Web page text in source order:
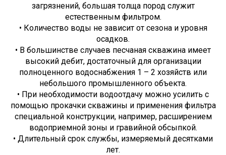
загрязнений, большая толща пород служит
естественным фильтром.
• Количество воды не зависит от сезона и уровня
осадков.
• В большинстве случаев песчаная скважина имеет
высокий дебит, достаточный для организации
полноценного водоснабжения 1 – 2 хозяйств или
небольшого промышленного объекта.
• При необходимости водоотдачу можно усилить с
помощью прокачки скважины и применения фильтра
специальной конструкции, например, расширением
водоприемной зоны и гравийной обсыпкой.
• Длительный срок службы, измеряемый десятками
лет.